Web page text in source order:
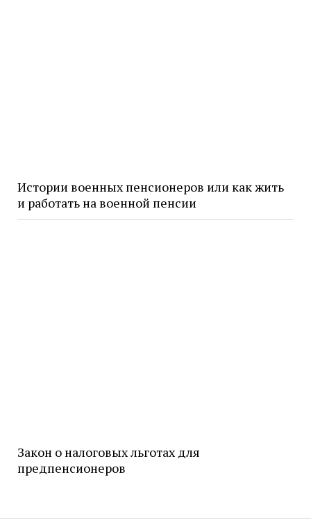
Истории военных пенсионеров или как жить
и работать на военной пенсии
Закон о налоговых льготах для
предпенсионеров